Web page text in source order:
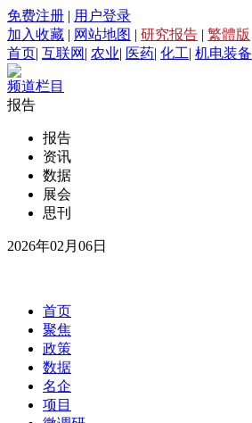
免费注册 | 用户登录
加入收藏 | 网站地图 | 研究报告 | 繁體版
首页| 互联网 | 农业| 医药| 化工| 机电装备
频道栏目
报告
报告
资讯
数据
展会
思刊
2026年02月06日
首页
聚焦
政策
数据
名企
项目